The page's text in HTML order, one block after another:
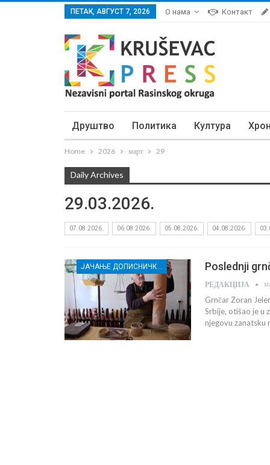
ПЕТАК, АВГУСТ 7, 2026 О нама Контакт
Друштво Политика Култура
Home 2026 март 29
Daily Archives
29.03.2026.
07.08.2026. 06.08.2026. 05.08.2026. 04.08.2026.
ЈАЧАЊЕ ДОПИСНИЧКЕ МРЕЖЕ НЕЗАВИСНИХ МЕДИЈА У РАСИНСКОМ ОКРУГУ Poslednji
РЕДАКЦИЈА
Grnčar Zoran
Srbije, otišao je u
njegovu zanatsku